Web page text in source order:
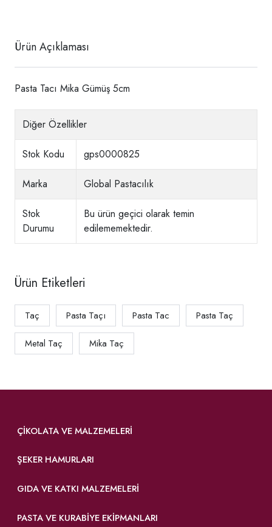
Ürün Açıklaması
Pasta Tacı Mika Gümüş 5cm
Diğer Özellikler
Stok Kodu gps0000825
Marka Global Pastacılık
Stok
Durumu
Bu ürün geçici olarak temin
edilememektedir.
Ürün Etiketleri
Taç Pasta Taçı Pasta Tac Pasta Taç
Metal Taç Mika Taç
ÇIKOLATA VE MALZEMELERI
ŞEKER HAMURLARI
GIDA VE KATKI MALZEMELERI
PASTA VE KURABIYE EKIPMANLARI